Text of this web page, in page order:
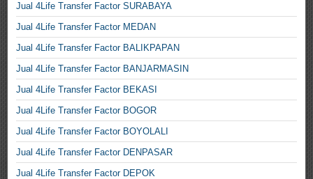
Jual 4Life Transfer Factor SURABAYA
Jual 4Life Transfer Factor MEDAN
Jual 4Life Transfer Factor BALIKPAPAN
Jual 4Life Transfer Factor BANJARMASIN
Jual 4Life Transfer Factor BEKASI
Jual 4Life Transfer Factor BOGOR
Jual 4Life Transfer Factor BOYOLALI
Jual 4Life Transfer Factor DENPASAR
Jual 4Life Transfer Factor DEPOK